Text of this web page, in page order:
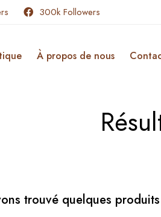
300k Followers
À propos de nous
trouvé quelques